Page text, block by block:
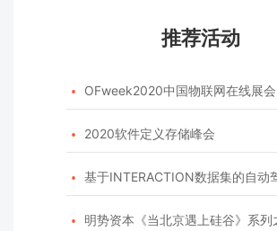
推荐活动
 OFweek2020中国物联网在线展会
 2020软件定义存储峰会
 基于INTERACTION数据集的自动驾驶预测
 明势资本《当北京遇上硅谷》系列之2020年